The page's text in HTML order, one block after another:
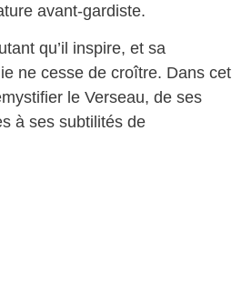
avant-gardiste.
qu’il inspire, et sa
ne cesse de croître. Dans cet
le Verseau, de ses
à ses subtilités de